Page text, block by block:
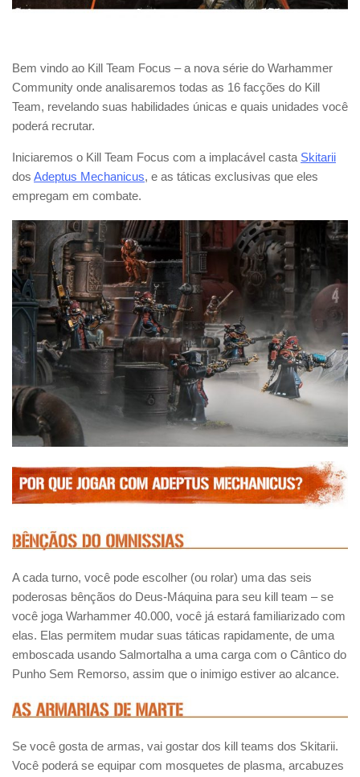
Bem vindo ao Kill Team Focus – a nova série do Warhammer
Community onde analisaremos todas as 16 facções do Kill
Team, revelando suas habilidades únicas e quais unidades você
poderá recrutar.
Iniciaremos o Kill Team Focus com a implacável casta Skitarii
dos Adeptus Mechanicus, e as táticas exclusivas que eles
empregam em combate.
A cada turno, você pode escolher (ou rolar) uma das seis
poderosas bênçãos do Deus-Máquina para seu kill team – se
você joga Warhammer 40.000, você já estará familiarizado com
elas. Elas permitem mudar suas táticas rapidamente, de uma
emboscada usando Salmortalha a uma carga com o Cântico do
Punho Sem Remorso, assim que o inimigo estiver ao alcance.
Se você gosta de armas, vai gostar dos kill teams dos Skitarii.
Você poderá se equipar com mosquetes de plasma, arcabuzes